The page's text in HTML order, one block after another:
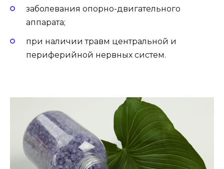
заболевания опорно-двигательного
аппарата;
при наличии травм центральной и
периферийной нервных систем.